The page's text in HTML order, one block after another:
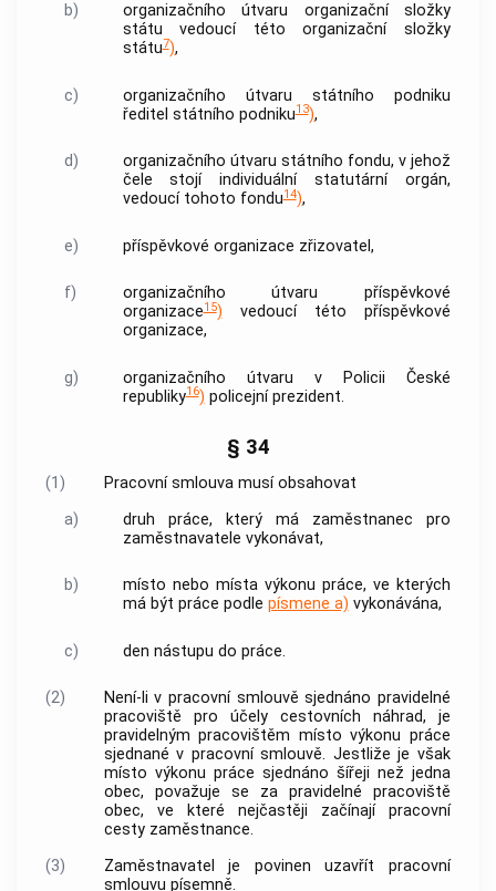
b)
organizačního útvaru organizační složky
státu vedoucí této organizační složky
státu7),
c)
organizačního útvaru státního podniku
ředitel státního podniku13),
d)
organizačního útvaru státního fondu, v jehož
čele stojí individuální statutární orgán,
vedoucí tohoto fondu14),
e) příspěvkové organizace zřizovatel,
f)
organizačního útvaru příspěvkové
organizace15) vedoucí této příspěvkové
organizace,
g) organizačního útvaru v Policii České
republiky16) policejní prezident.
§ 34
(1)
Pracovní smlouva musí obsahovat
a)
druh práce, který má zaměstnanec pro
zaměstnavatele vykonávat,
b)
místo nebo místa výkonu práce, ve kterých
má být práce podle písmene a) vykonávána,
c) den nástupu do práce.
(2)
Není-li v pracovní smlouvě sjednáno pravidelné
pracoviště pro účely cestovních náhrad, je
pravidelným pracovištěm místo výkonu práce
sjednané v pracovní smlouvě. Jestliže je však
místo výkonu práce sjednáno šířeji než jedna
obec, považuje se za pravidelné pracoviště
obec, ve které nejčastěji začínají pracovní
cestyzaměstnance.
(3)
Zaměstnavatel je povinen uzavřít pracovní
smlouvu písemně.